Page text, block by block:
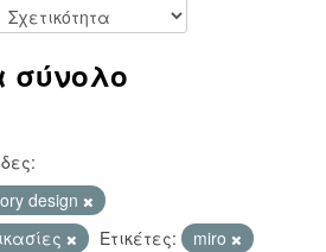
σύνολο
design
Ετικέτες:
miro